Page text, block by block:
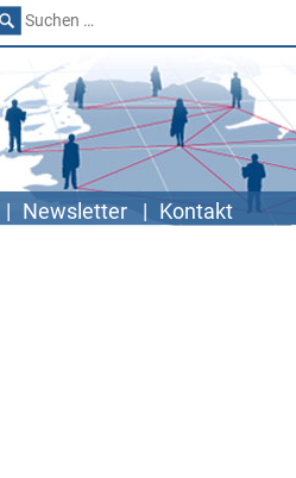
Suchen
nach:
Newsletter Kontakt